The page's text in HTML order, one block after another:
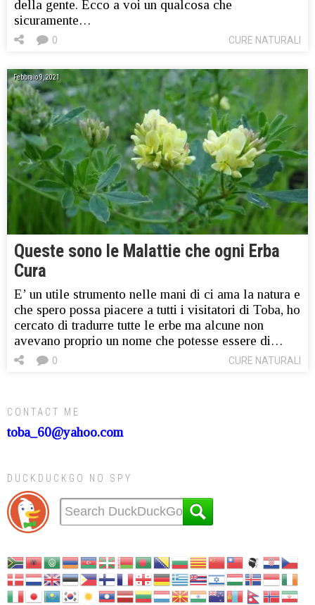
della gente. Ecco a voi un qualcosa che
sicuramente…
CURE NATURALI
0
Febbraio 9, 2021
Queste sono le Malattie che ogni Erba
Cura
E’ un utile strumento nelle mani di ci ama la natura e
che spero possa piacere a tutti i visitatori di Toba, ho
cercato di tradurre tutte le erbe ma alcune non
avevano proprio un nome che potesse essere di…
CURE NATURALI
0
CONTACT ME
toba_60@yahoo.com
DUCKDUCKGO NO SPY